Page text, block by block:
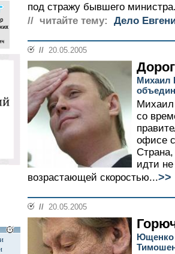
под стражу бывшего
// читайте тему:
Дело
// 20.05.2005
Михаил
Михаил
со
офисе
идти
возрастающей скоростью...>>
// 20.05.2005
Ющенко